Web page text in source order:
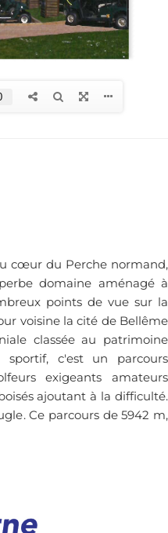
cœur du Perche normand,
domaine aménagé à
points de vue sur la
voisine la cité de Bellême
classée au patrimoine
sportif, c'est un parcours
exigeants amateurs
ajoutant à la difficulté.
Ce parcours de 5942 m,